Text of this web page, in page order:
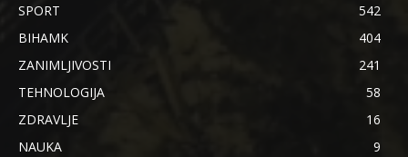
SPORT
542
BIHAMK
404
ZANIMLJIVOSTI
241
TEHNOLOGIJA
58
ZDRAVLJE
16
NAUKA
9